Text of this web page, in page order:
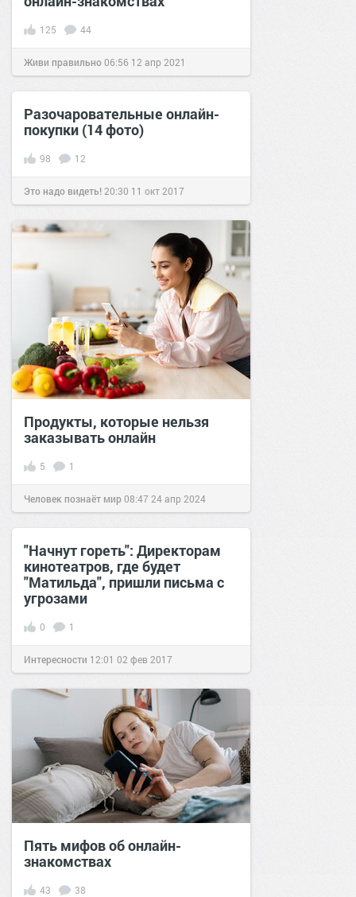
125 44
Живи правильно06:56 12 апр 2021
Разочаровательные онлайн-
покупки (14 фото)
98 12
Это надо видеть! 20:30 11 окт 2017
Продукты, которые нельзя
заказывать онлайн
5 1
Человек познаёт мир08:47 24 апр 2024
"Начнут гореть": Директорам
кинотеатров, где будет
"Матильда", пришли письма с
угрозами
0 1
Интересности 12:01 02 фев 2017
Пять мифов об онлайн-
знакомствах
43 38